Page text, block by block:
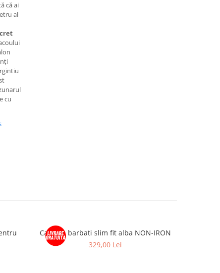
că ai
al
cu
Camasa barbati slim fit alba NON-IRON
329,00 Lei